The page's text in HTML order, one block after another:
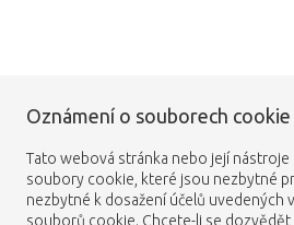
Oznámení o souborech cookie
Tato webová stránka nebo její
soubory cookie, které jsou nezbytné
nezbytné k dosažení účelů uvedených
souborů cookie. Chcete-li se